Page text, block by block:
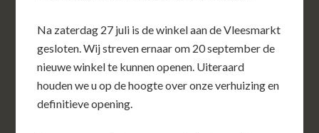
Na zaterdag 27 juli is de winkel aan de Vleesmarkt
gesloten. Wij streven ernaar om 20 september de
nieuwe winkel te kunnen openen. Uiteraard
houden we u op de hoogte over onze verhuizing en
definitieve opening.